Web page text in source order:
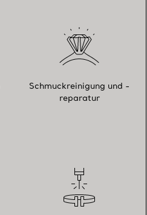
Schmuckreinigung und -
reparatur